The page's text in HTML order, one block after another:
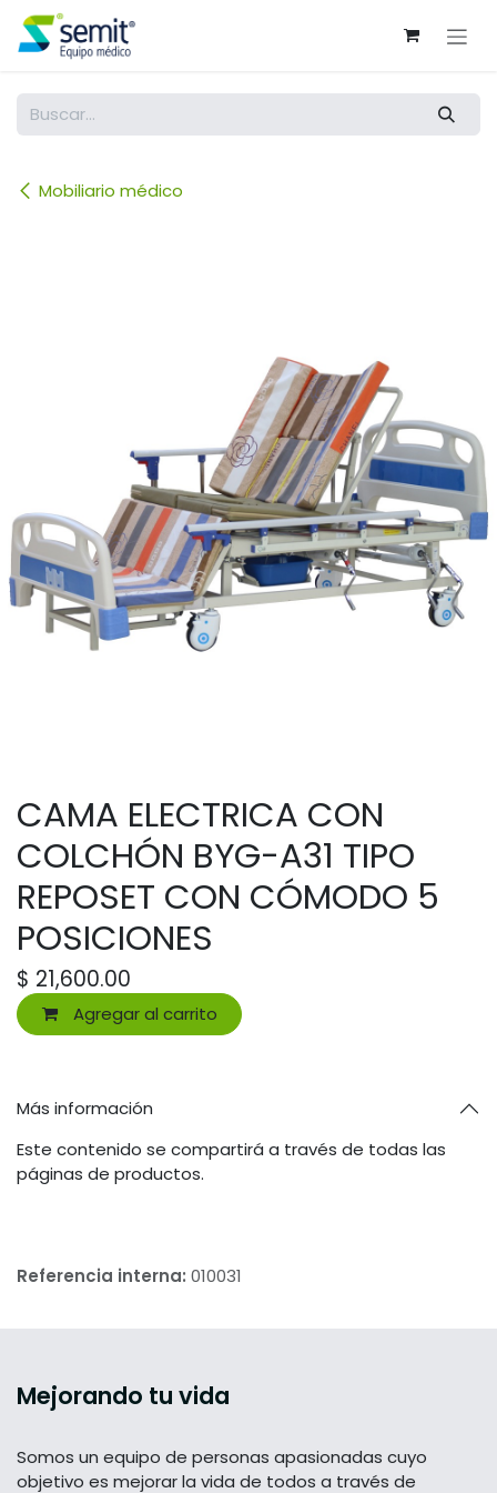
Ir al contenido
Mobiliario médico
CAMA ELECTRICA CON
COLCHÓN BYG-A31 TIPO
REPOSET CON CÓMODO 5
POSICIONES
$ 21,600.00
Agregar al carrito
Más información
Este contenido se compartirá a través de todas las
páginas de productos.
Referencia interna: 010031
Mejorando tu vida
Somos un equipo de personas apasionadas cuyo
objetivo es mejorar la vida de todos a través de